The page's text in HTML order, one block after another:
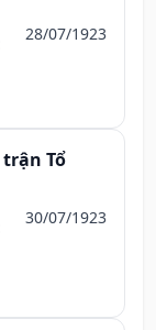
28/07/1923
Tổ
30/07/1923